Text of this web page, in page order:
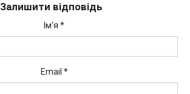
Залишити відповідь
Ім'я *
Email *